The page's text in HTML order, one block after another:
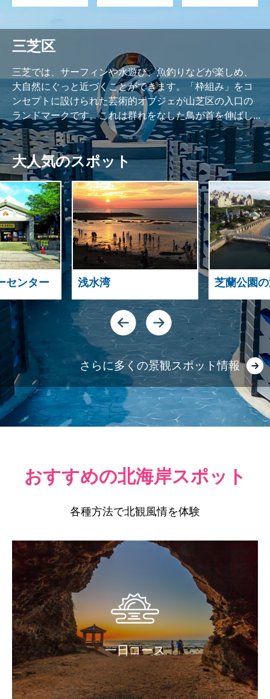
三芝区
三芝では、サーフィンや水遊び、魚釣りなどが楽しめ、
大自然にぐっと近づくことができます。「枠組み」をコ
ンセプトに設けられた芸術的オブジェが山芝区の入口の
ランドマークです。これは群れをなした鳥が首を伸ばし...
大人気のスポット
センター 浅水湾 芝蘭公園
さらに多くの景観スポット情報
おすすめの北海岸スポット
各種方法で北観風情を体験
一日コース